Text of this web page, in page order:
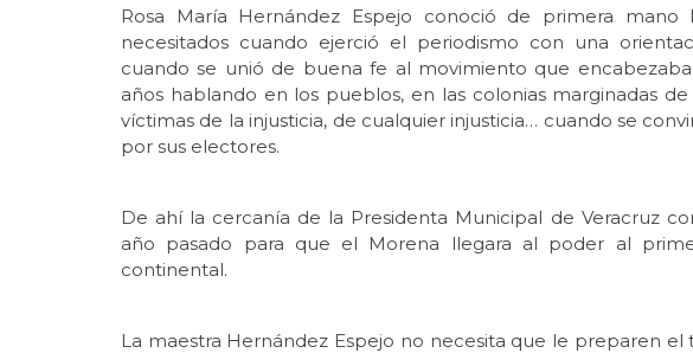
Rosa María Hernández Espejo conoció de primera mano
necesitados cuando ejerció el periodismo con una
cuando se unió de buena fe al movimiento que
años hablando en los pueblos, en las colonias marginadas
víctimas de la injusticia, de cualquier injusticia… cuando se
por sus electores.
De ahí la cercanía de la Presidenta Municipal de Veracruz
año pasado para que el Morena llegara al poder al
continental.
La maestra Hernández Espejo no necesita que le preparen